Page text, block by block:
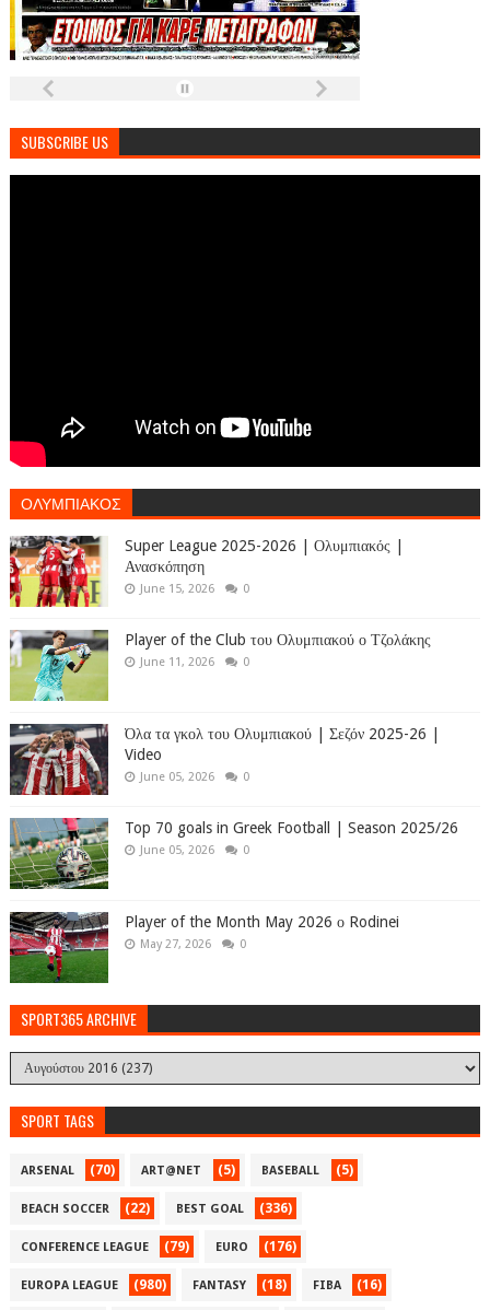
SUBSCRIBE US
ΟΛΥΜΠΙΑΚΟΣ
Super League 2025-2026 | Ολυμπιακός |
Ανασκόπηση
June 15, 2026 0
Player of the Club του Ολυμπιακού ο Τζολάκης
June 11, 2026 0
Όλα τα γκολ του Ολυμπιακού | Σεζόν 2025-26 |
Video
June 05, 2026 0
Top 70 goals in Greek Football | Season 2025/26
June 05, 2026 0
Player of the Month May 2026 ο Rodinei
May 27, 2026 0
SPORT365 ARCHIVE
SPORT TAGS
ARSENAL (70) ART@NET (5) BASEBALL (5)
BEACH SOCCER (22) BEST GOAL (336)
CONFERENCE LEAGUE (79) EURO (176)
EUROPA LEAGUE (980) FANTASY (18) FIBA (16)